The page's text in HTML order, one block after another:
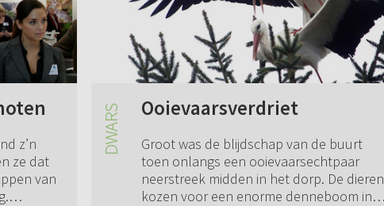
z’n
ze dat
van
Ooievaarsverdriet
Groot was de blijdschap van de buurt
toen onlangs een ooievaarsechtpaar
neerstreek midden in het dorp. De dieren
kozen voor een enorme denneboom in